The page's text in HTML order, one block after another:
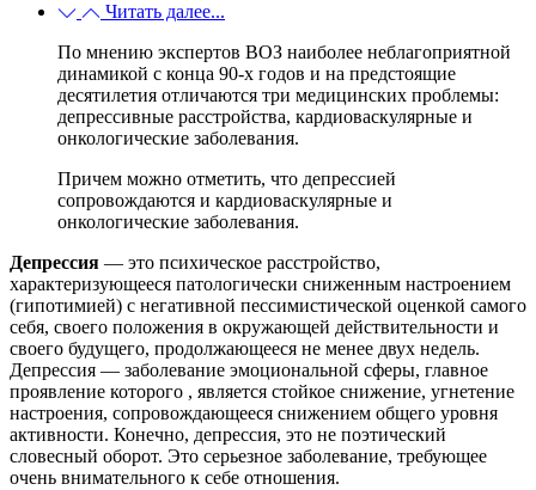
Читать далее...
По мнению экспертов ВОЗ наиболее неблагоприятной
динамикой с конца 90-х годов и на предстоящие
десятилетия отличаются три медицинских проблемы:
депрессивные расстройства, кардиоваскулярные и
онкологические заболевания.
Причем можно отметить, что депрессией
сопровождаются и кардиоваскулярные и
онкологические заболевания.
Депрессия — это психическое расстройство,
характеризующееся патологически сниженным настроением
(гипотимией) с негативной пессимистической оценкой самого
себя, своего положения в окружающей действительности и
своего будущего, продолжающееся не менее двух недель.
Депрессия — заболевание эмоциональной сферы, главное
проявление которого , является стойкое снижение, угнетение
настроения, сопровождающееся снижением общего уровня
активности. Конечно, депрессия, это не поэтический
словесный оборот. Это серьезное заболевание, требующее
очень внимательного к себе отношения.